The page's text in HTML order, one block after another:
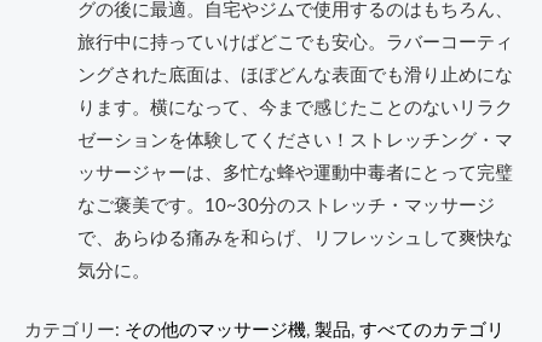
グの後に最適。自宅やジムで使用するのはもちろん、
旅行中に持っていけばどこでも安心。ラバーコーティ
ングされた底面は、ほぼどんな表面でも滑り止めにな
ります。横になって、今まで感じたことのないリラク
ゼーションを体験してください！ストレッチング・マ
ッサージャーは、多忙な蜂や運動中毒者にとって完璧
なご褒美です。10~30分のストレッチ・マッサージ
で、あらゆる痛みを和らげ、リフレッシュして爽快な
気分に。
カテゴリー: その他のマッサージ機, 製品, すべてのカテゴリ